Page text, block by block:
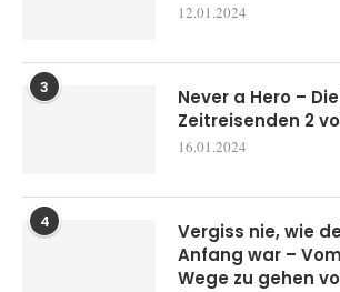
12.01.2024
3
Never a Hero –
Zeitreisenden 2
16.01.2024
4
Vergiss nie, wie
Anfang war –
Wege zu gehen